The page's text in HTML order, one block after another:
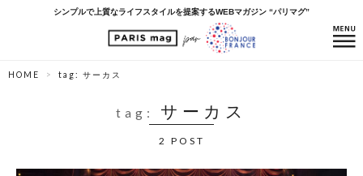
シンプルで上質なライフスタイルを提案するWEBマガジン “パリマグ”
HOME tag: サーカス
tag: サーカス
2 POST